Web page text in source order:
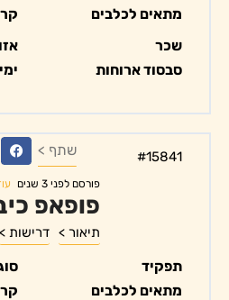
מתאים לכלבים
שכר
סבסוד ארוחות
#15841 שתף >
פורסם לפני 3 שנים
פופאפ
תיאור > דרישות >
תפקיד
מתאים לכלבים